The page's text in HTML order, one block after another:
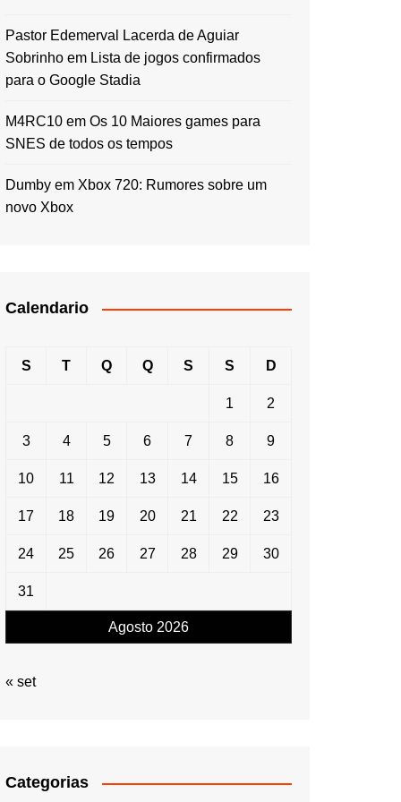
Pastor Edemerval Lacerda de Aguiar
Sobrinho em Lista de jogos confirmados
para o Google Stadia
M4RC10 em Os 10 Maiores games para
SNES de todos os tempos
Dumby em Xbox 720: Rumores sobre um
novo Xbox
Calendario
Agosto 2026
S T Q Q S S D
1 2
3 4 5 6 7 8 9
10 11 12 13 14 15 16
17 18 19 20 21 22 23
24 25 26 27 28 29 30
31
« set
Categorias